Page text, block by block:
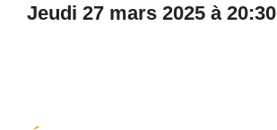
jeudi 27 mars 2025 à 20:30